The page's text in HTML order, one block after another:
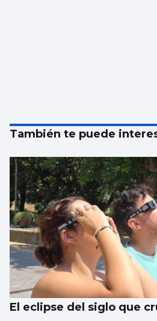
También te puede
El eclipse del siglo que